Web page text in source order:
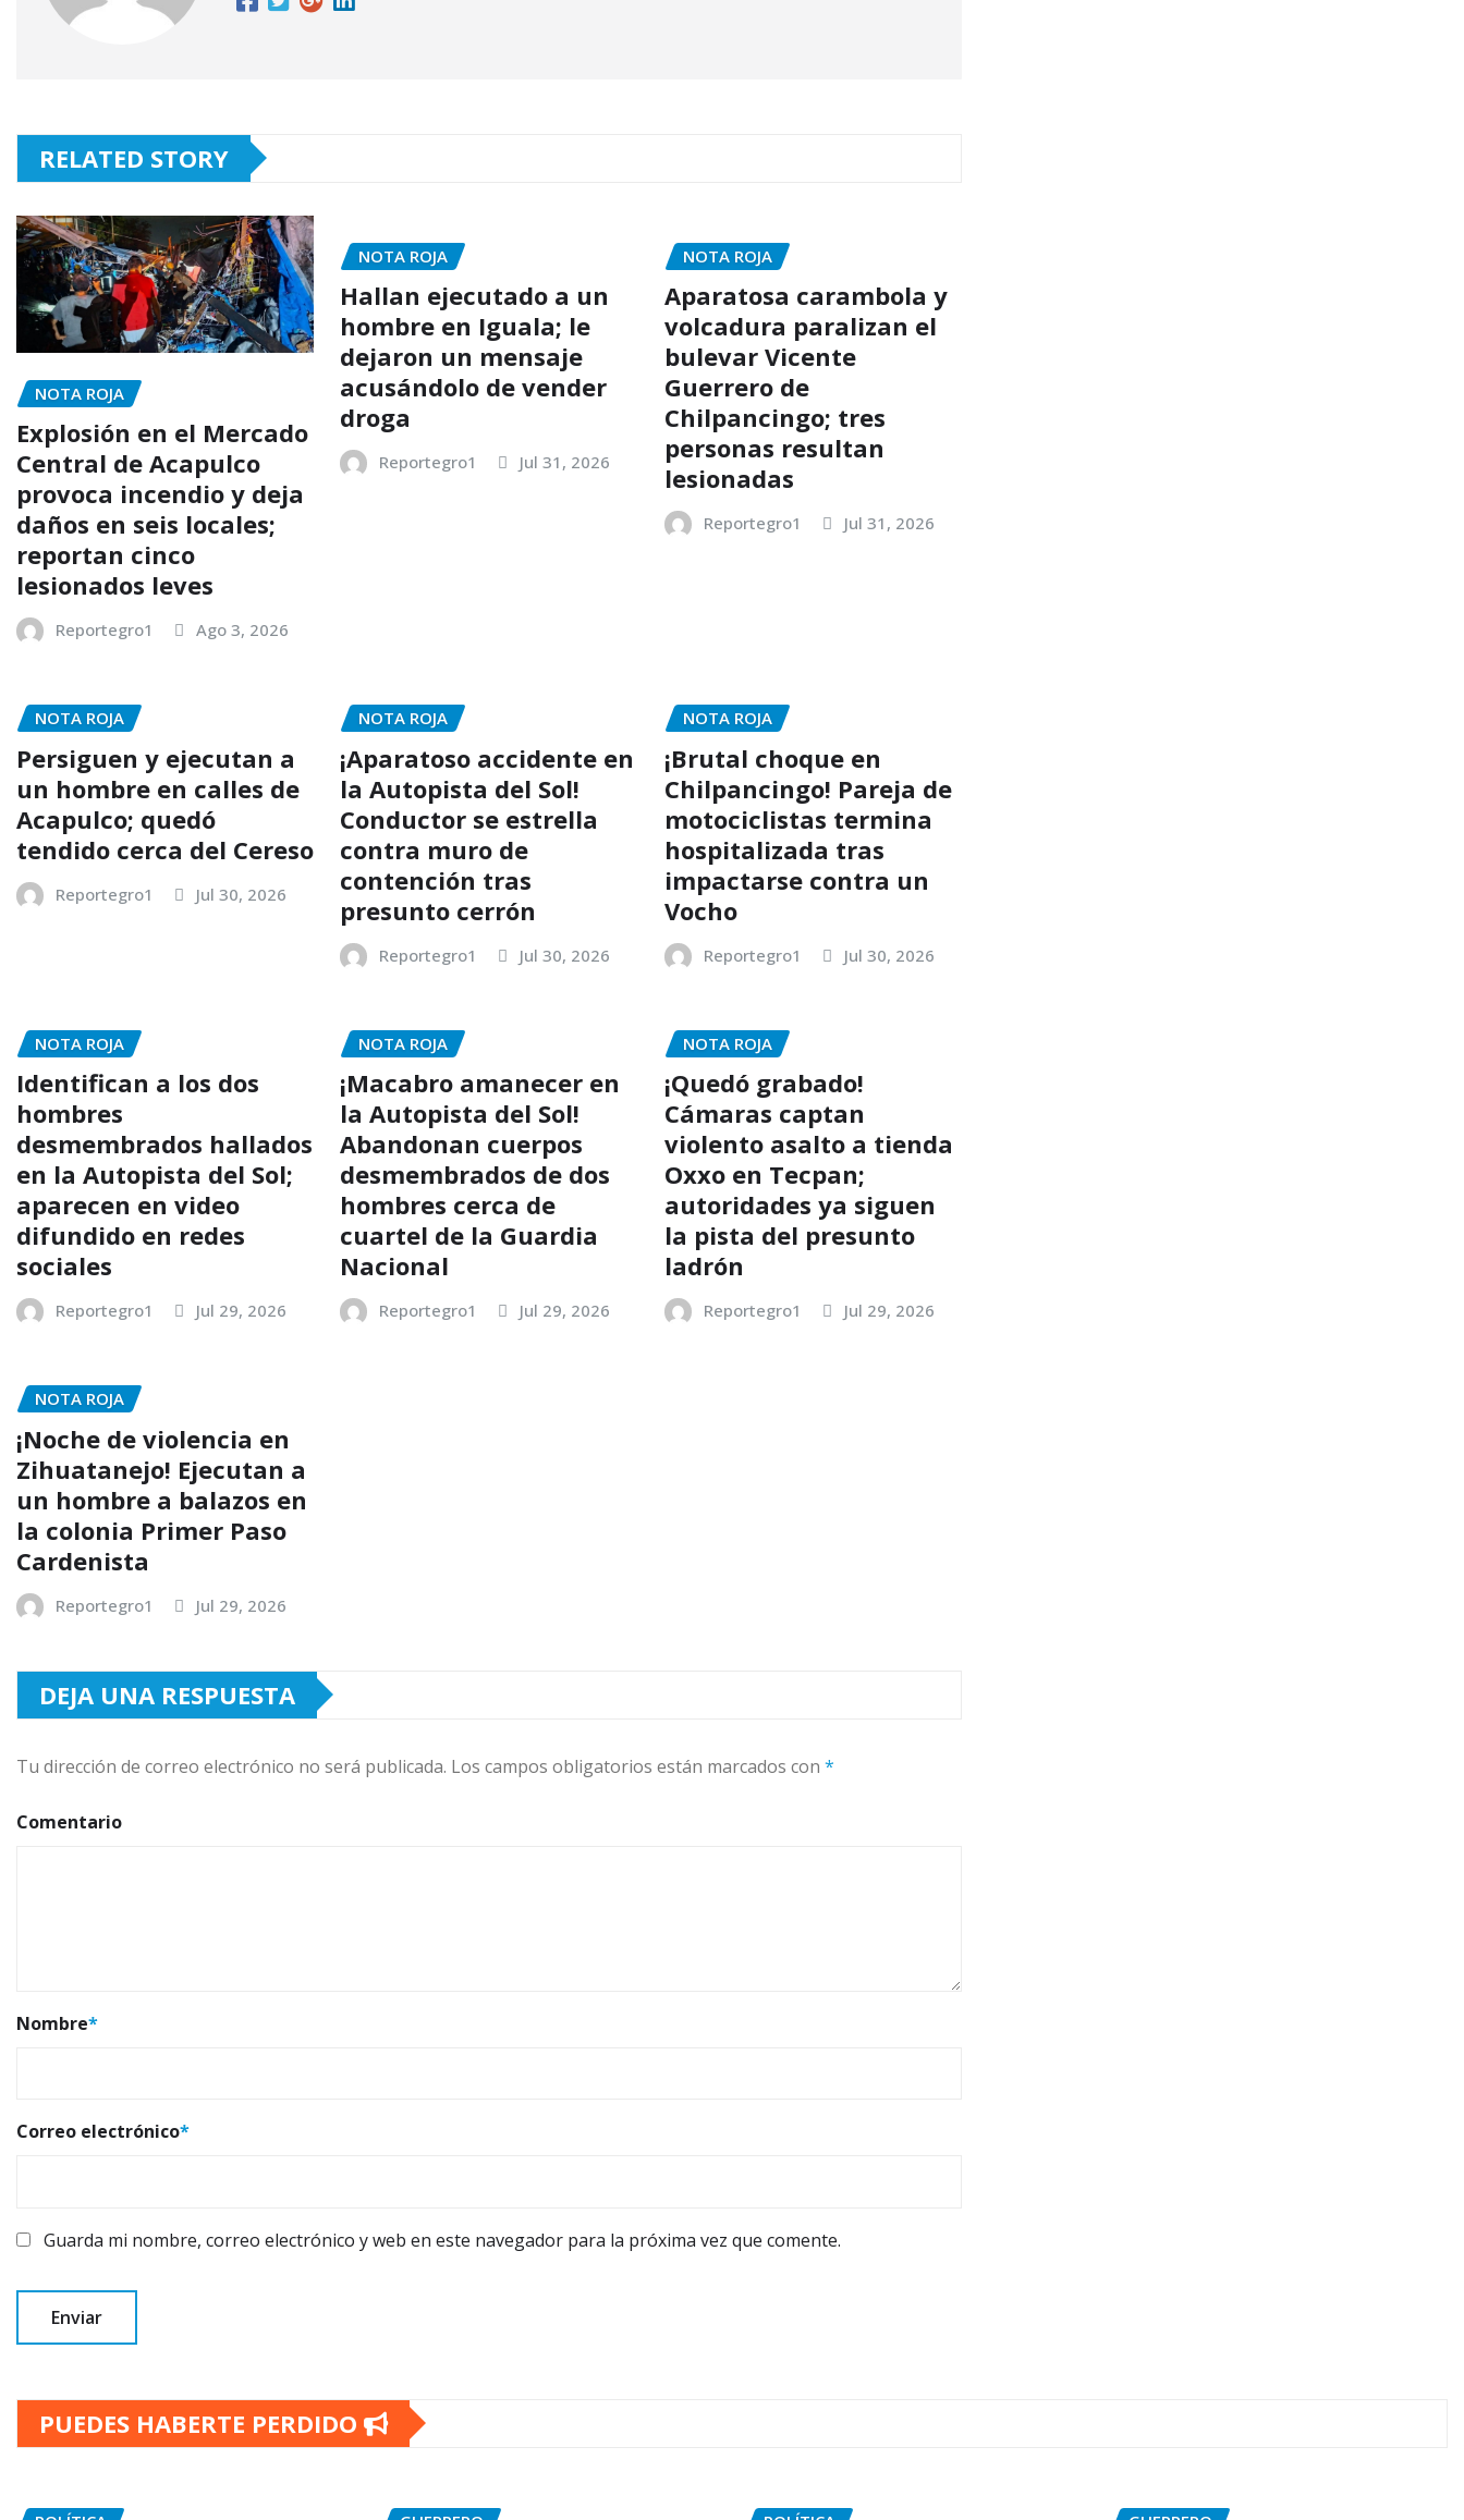
RELATED STORY
NOTA ROJA
Explosión en el Mercado
Central de Acapulco
provoca incendio y deja
daños en seis locales;
reportan cinco
lesionados leves
Reportegro1 Ago 3, 2026
NOTA ROJA
Hallan ejecutado a un
hombre en Iguala; le
dejaron un mensaje
acusándolo de vender
droga
Reportegro1 Jul 31, 2026
NOTA ROJA
Aparatosa carambola y
volcadura paralizan el
bulevar Vicente
Guerrero de
Chilpancingo; tres
personas resultan
lesionadas
Reportegro1 Jul 31, 2026
NOTA ROJA
Persiguen y ejecutan a
un hombre en calles de
Acapulco; quedó
tendido cerca del Cereso
Reportegro1 Jul 30, 2026
NOTA ROJA
¡Aparatoso accidente en
la Autopista del Sol!
Conductor se estrella
contra muro de
contención tras
presunto cerrón
Reportegro1 Jul 30, 2026
NOTA ROJA
¡Brutal choque en
Chilpancingo! Pareja de
motociclistas termina
hospitalizada tras
impactarse contra un
Vocho
Reportegro1 Jul 30, 2026
NOTA ROJA
Identifican a los dos
hombres
desmembrados hallados
en la Autopista del Sol;
aparecen en video
difundido en redes
sociales
Reportegro1 Jul 29, 2026
NOTA ROJA
¡Macabro amanecer en
la Autopista del Sol!
Abandonan cuerpos
desmembrados de dos
hombres cerca de
cuartel de la Guardia
Nacional
Reportegro1 Jul 29, 2026
NOTA ROJA
¡Quedó grabado!
Cámaras captan
violento asalto a tienda
Oxxo en Tecpan;
autoridades ya siguen
la pista del presunto
ladrón
Reportegro1 Jul 29, 2026
NOTA ROJA
¡Noche de violencia en
Zihuatanejo! Ejecutan a
un hombre a balazos en
la colonia Primer Paso
Cardenista
Reportegro1 Jul 29, 2026
DEJA UNA RESPUESTA
Tu dirección de correo electrónico no será publicada. Los campos obligatorios están marcados con *
Comentario
Nombre*
Correo electrónico*
Guarda mi nombre, correo electrónico y web en este navegador para la próxima vez que comente.
PUEDES HABERTE PERDIDO